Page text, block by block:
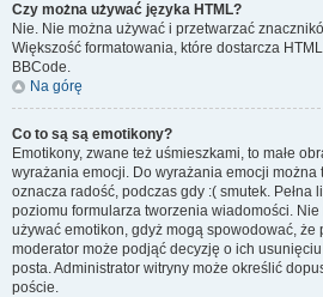
Czy można używać języka HTML?
Nie. Nie można używać i przetwarzać
Większość formatowania, które dostarcza
BBCode.
Na górę
Co to są są emotikony?
Emotikony, zwane też uśmieszkami, to małe
wyrażania emocji. Do wyrażania emocji można
oznacza radość, podczas gdy :( smutek. Pełna
poziomu formularza tworzenia wiadomości.
używać emotikon, gdyż mogą spowodować, że
moderator może podjąć decyzję o ich
posta. Administrator witryny może określić
poście.